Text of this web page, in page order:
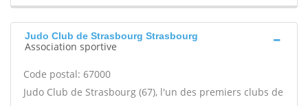
Judo Club de Strasbourg Strasbourg
Association sportive
Code postal: 67000
Judo Club de Strasbourg (67), l'un des premiers clubs de